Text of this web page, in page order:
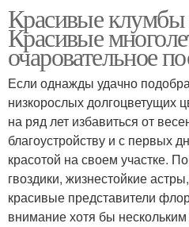
Красивые клумбы
Красивые
очаровательное
Если однажды удачно
низкорослых долгоцветущих
на ряд лет избавиться от
благоустройству и с первых
красотой на своем участке.
гвоздики, жизнестойкие
красивые представители
внимание хотя бы